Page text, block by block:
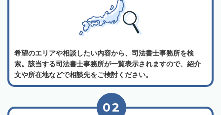
希望のエリアや相談したい内容から、司法書士事務所を検
索。該当する司法書士事務所が一覧表示されますので、紹介
文や所在地などで相談先をご検討ください。
02